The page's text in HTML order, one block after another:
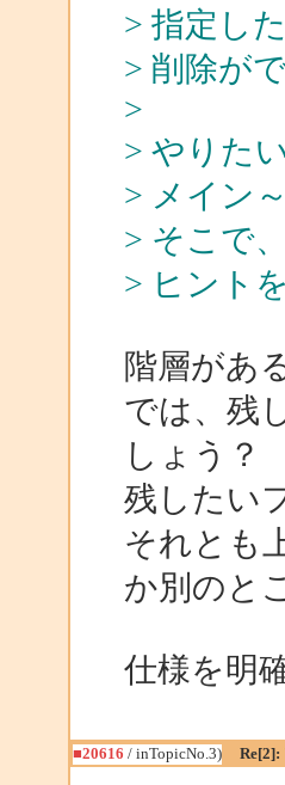
> 指定し
> 削除が
>
> やりた
> メイン
> そこで
> ヒント
階層があ
では、残
しょう？
残したい
それとも
か別のと
仕様を明
■20616 / inTopicNo.3) Re[2]: